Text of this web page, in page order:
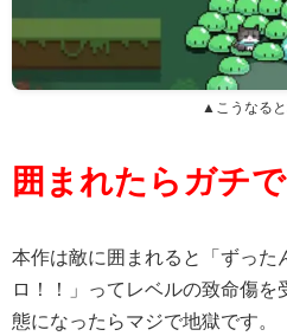
▲こうなる
囲まれたらガチ
本作は敵に囲まれると「ずった
ロ！！」ってレベルの致命傷を
態になったらマジで地獄です。